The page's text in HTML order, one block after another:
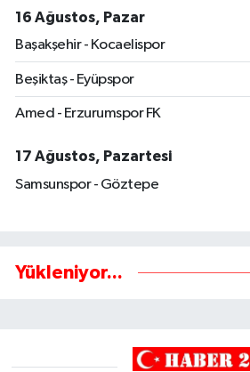
16 Ağustos, Pazar
Başakşehir - Kocaelispor
Beşiktaş - Eyüpspor
Amed - Erzurumspor FK
17 Ağustos, Pazartesi
Samsunspor - Göztepe
Yükleniyor...